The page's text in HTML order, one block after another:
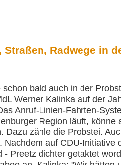
Straßen, Radwege in
schon bald auch in der
Werner Kalinka auf der
Anruf-Linien-Fahrten-
Region läuft, könne
Dazu zähle die Probstei.
Nachdem auf CDU-Initiative
- Preetz dichter getaktet